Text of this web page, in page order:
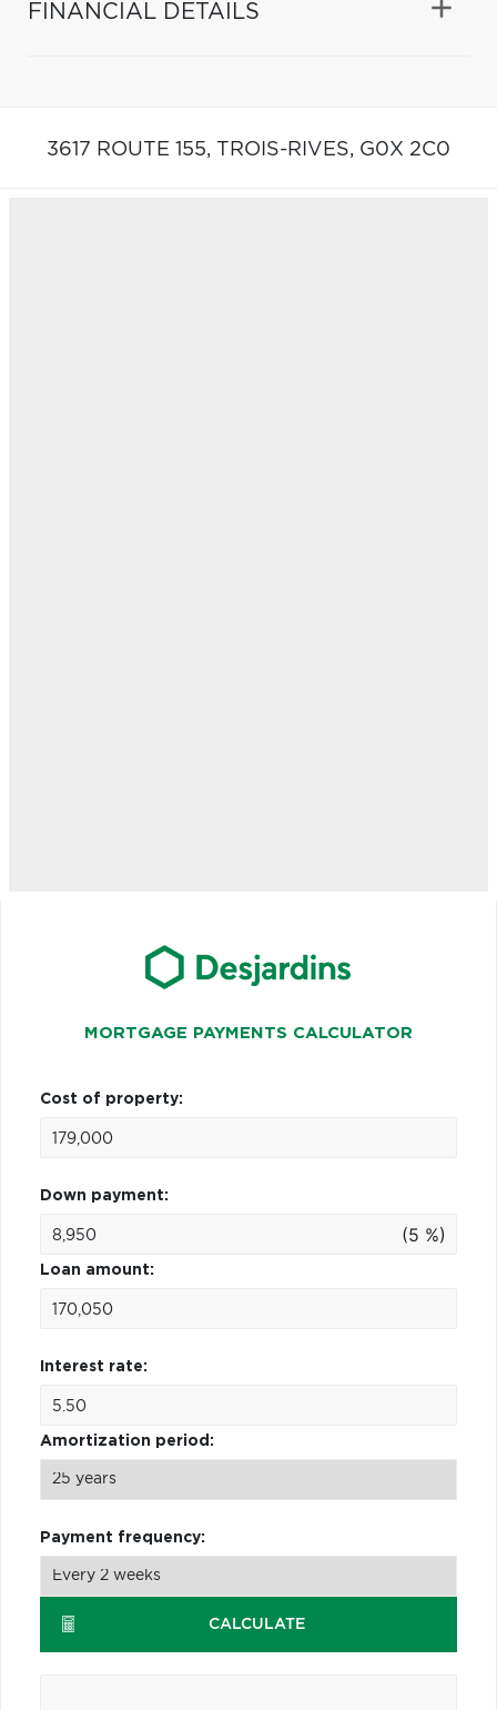
FINANCIAL DETAILS
3617 ROUTE 155, TROIS-RIVES, G0X 2C0
MORTGAGE PAYMENTS CALCULATOR
Cost of property:
Down payment:
(5 %)
Loan amount:
Interest rate:
Amortization period:
Payment frequency:
CALCULATE